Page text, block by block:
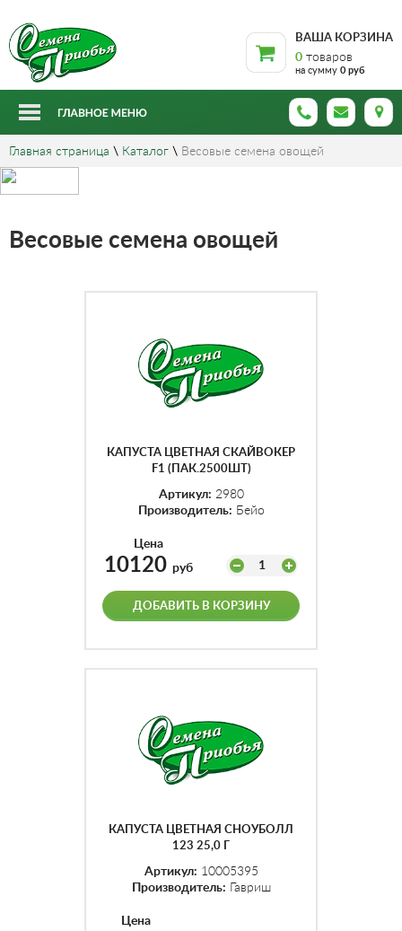
ВАША КОРЗИНА
0 товаров
на сумму 0 руб
Главная страница \ Каталог \ Весовые семена овощей
Весовые семена овощей
КАПУСТА ЦВЕТНАЯ СКАЙВОКЕР
F1 (ПАК.2500ШТ)
Артикул: 2980
Производитель: Бейо
Цена
10120 руб 1
ДОБАВИТЬ В КОРЗИНУ
КАПУСТА ЦВЕТНАЯ СНОУБОЛЛ
123 25,0 Г
Артикул: 10005395
Производитель: Гавриш
Цена